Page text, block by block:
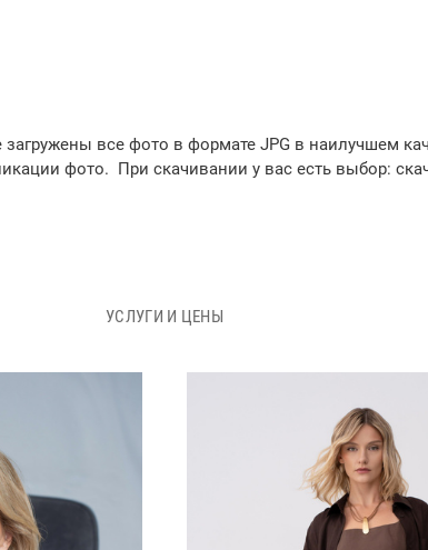
все фото в формате JPG в наилучшем
фото. При скачивании у вас есть выбор:
УСЛУГИ И ЦЕНЫ